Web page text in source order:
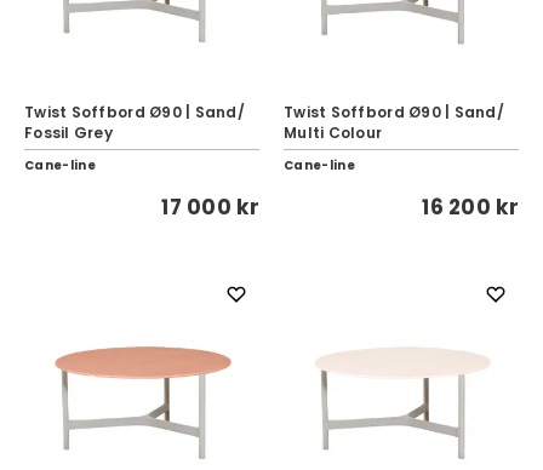
Twist Soffbord Ø90 | Sand/
Fossil Grey
Cane-line
17 000 kr
Twist Soffbord Ø90 | Sand/
Multi Colour
Cane-line
16 200 kr